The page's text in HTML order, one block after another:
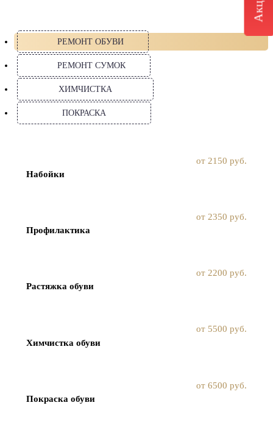
РЕМОНТ ОБУВИ
РЕМОНТ СУМОК
ХИМЧИСТКА
ПОКРАСКА
Набойки
от 2150 руб.
Профилактика
от 2350 руб.
Растяжка обуви
от 2200 руб.
Химчистка обуви
от 5500 руб.
Покраска обуви
от 6500 руб.